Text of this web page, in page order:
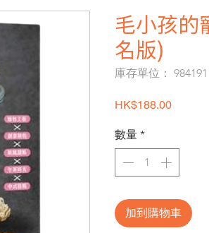
毛小孩的
名版)
庫存單位： 984191
HK$188.00價格
數量 *
加到購物車